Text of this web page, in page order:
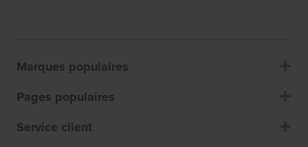
Marques populaires
Pages populaires
Service client